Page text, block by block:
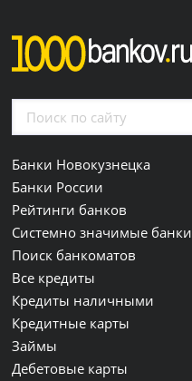
Банки Новокузнецка
Банки России
Рейтинги банков
Системно значимые банки
Поиск банкоматов
Все кредиты
Кредиты наличными
Кредитные карты
Займы
Дебетовые карты